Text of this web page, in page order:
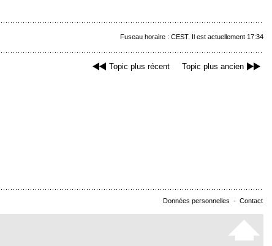
Fuseau horaire : CEST. Il est actuellement 17:34
Topic plus récent Topic plus ancien
Données personnelles - Contact